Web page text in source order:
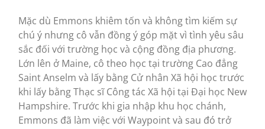
Mặc dù Emmons khiêm tốn và không tìm kiếm sự
chú ý nhưng cô vẫn đồng ý góp mặt vì tình yêu sâu
sắc đối với trường học và cộng đồng địa phương.
Lớn lên ở Maine, cô theo học tại trường Cao đẳng
Saint Anselm và lấy bằng Cử nhân Xã hội học trước
khi lấy bằng Thạc sĩ Công tác Xã hội tại Đại học New
Hampshire. Trước khi gia nhập khu học chánh,
Emmons đã làm việc với Waypoint và sau đó trở